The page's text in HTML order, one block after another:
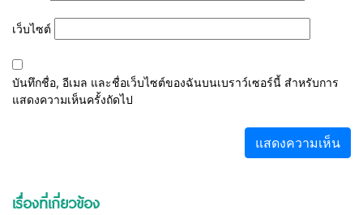
เว็บไซต์
บันทึกชื่อ, อีเมล และชื่อเว็บไซต์ของฉันบนเบราว์เซอร์นี้ สำหรับการ
แสดงความเห็นครั้งถัดไป
เรื่องที่เกี่ยวข้อง